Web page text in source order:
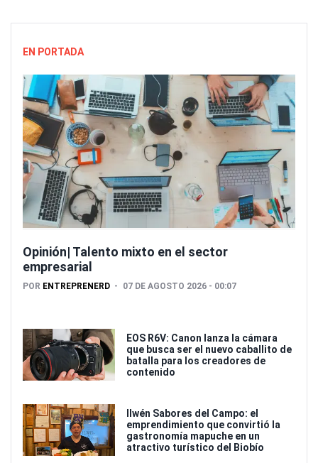
EN PORTADA
Opinión| Talento mixto en el sector
empresarial
POR ENTREPRENERD 07 DE AGOSTO 2026 - 00:07
EOS R6V: Canon lanza la cámara
que busca ser el nuevo caballito de
batalla para los creadores de
contenido
Ilwén Sabores del Campo: el
emprendimiento que convirtió la
gastronomía mapuche en un
atractivo turístico del Biobío